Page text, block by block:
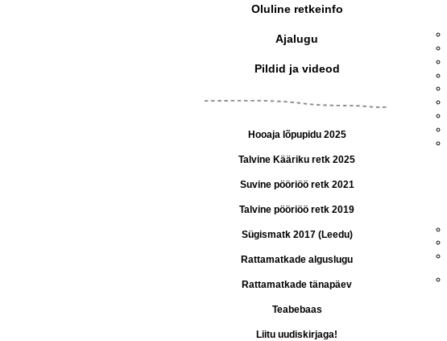
Oluline retkeinfo
Ajalugu
Pildid ja videod
Hooaja lõpupidu 2025
Talvine Kääriku retk 2025
Suvine pööriöö retk 2021
Talvine pööriöö retk 2019
Sügismatk 2017 (Leedu)
Rattamatkade alguslugu
Rattamatkade tänapäev
Teabebaas
Liitu uudiskirjaga!